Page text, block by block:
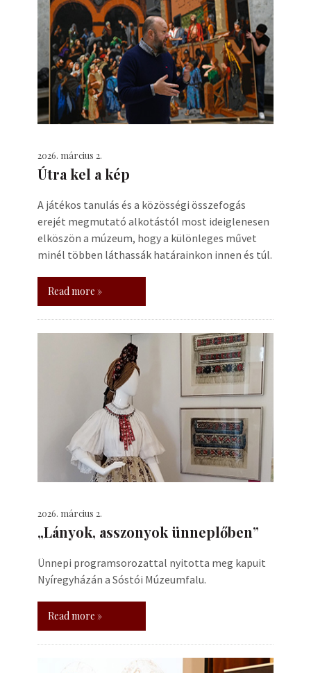
2026. március 2.
Útra kel a kép
A játékos tanulás és a közösségi összefogás
erejét megmutató alkotástól most ideiglenesen
elköszön a múzeum, hogy a különleges művet
minél többen láthassák határainkon innen és túl.
Read more »
2026. március 2.
„Lányok, asszonyok ünneplőben”
Ünnepi programsorozattal nyitotta meg kapuit
Nyíregyházán a Sóstói Múzeumfalu.
Read more »